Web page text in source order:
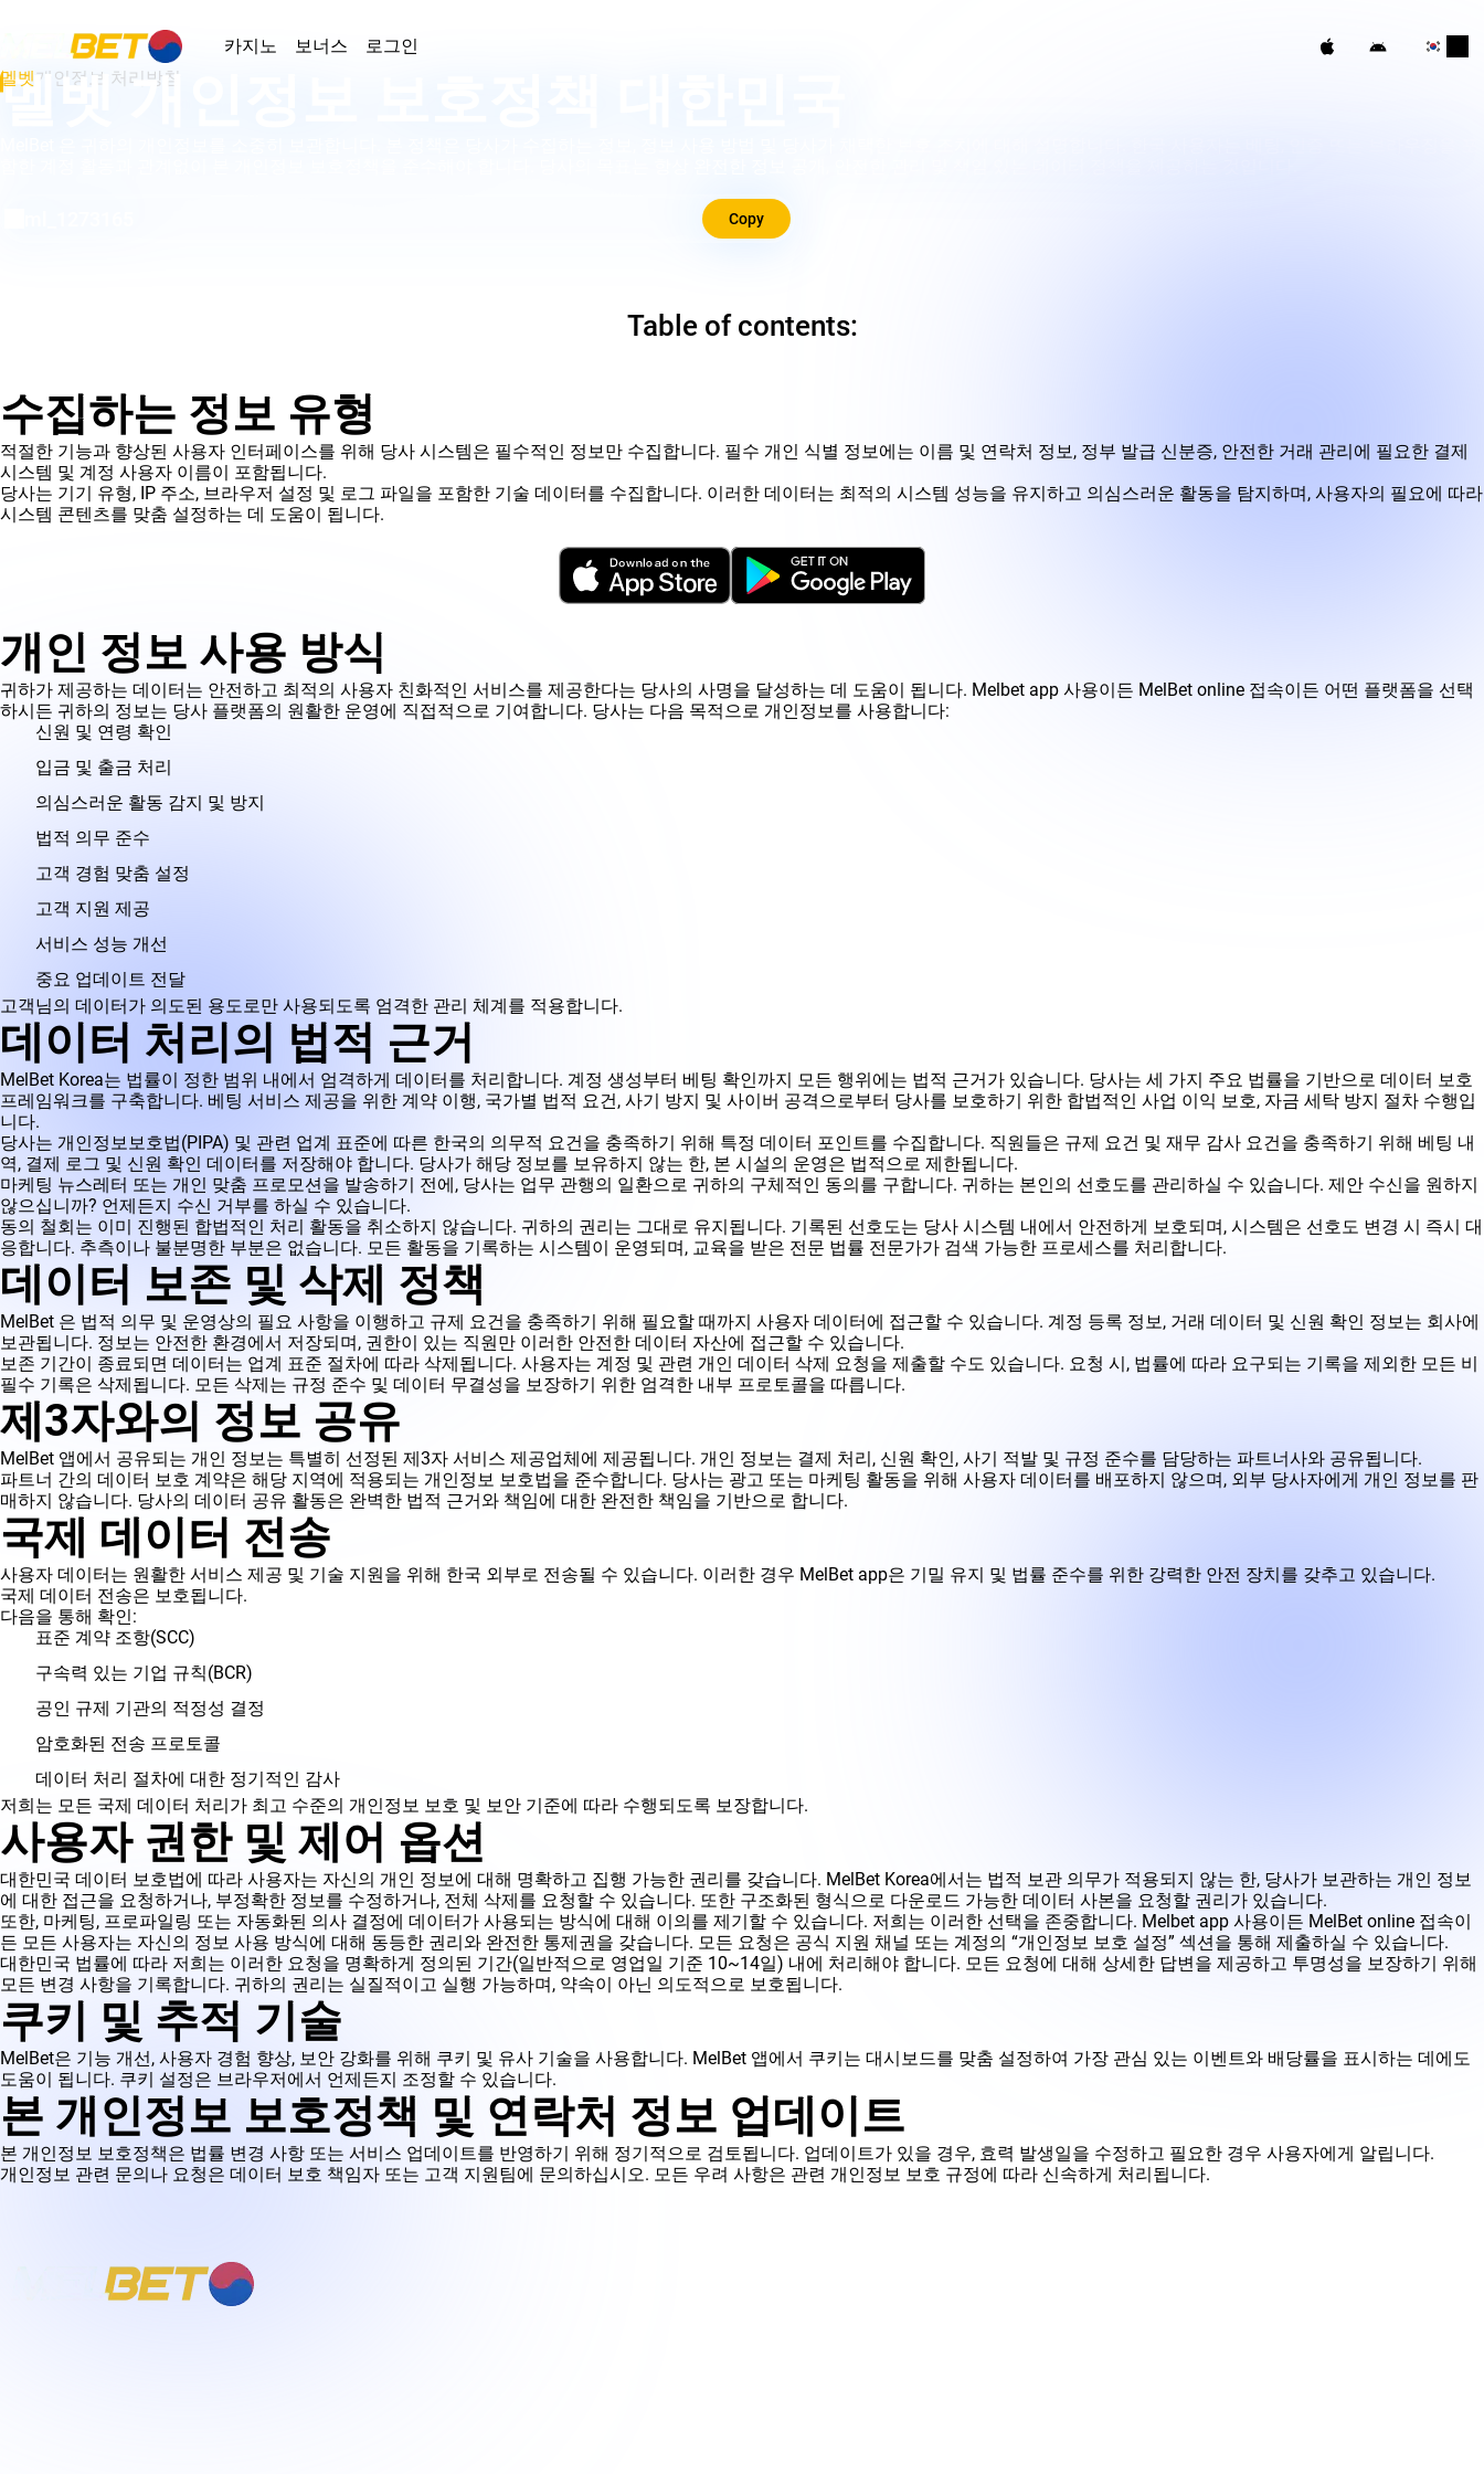
카지노 보너스
로그인
멜벳개인정보 처리방침
멜벳 개인정보 보호정책 대한민국
Copy
Table of contents:
수집하는 정보 유형
적절한 기능과 향상된 사용자 인터페이스를 위해 당사 시스템은 필수적인 정보만 수집합니다. 필수 개인 식별 정보에는 이름 및 연락처 정보, 정부 발급 신분증, 안전한 거래 관리에 필요한 결제
시스템 및 계정 사용자 이름이 포함됩니다.
당사는 기기 유형, IP 주소, 브라우저 설정 및 로그 파일을 포함한 기술 데이터를 수집합니다. 이러한 데이터는 최적의 시스템 성능을 유지하고 의심스러운 활동을 탐지하며, 사용자의 필요에 따라
시스템 콘텐츠를 맞춤 설정하는 데 도움이 됩니다.
개인 정보 사용 방식
귀하가 제공하는 데이터는 안전하고 최적의 사용자 친화적인 서비스를 제공한다는 당사의 사명을 달성하는 데 도움이 됩니다. Melbet app 사용이든 MelBet online 접속이든 어떤 플랫폼을 선택
하시든 귀하의 정보는 당사 플랫폼의 원활한 운영에 직접적으로 기여합니다. 당사는 다음 목적으로 개인정보를 사용합니다:
신원 및 연령 확인
입금 및 출금 처리
의심스러운 활동 감지 및 방지
법적 의무 준수
고객 경험 맞춤 설정
고객 지원 제공
서비스 성능 개선
중요 업데이트 전달
고객님의 데이터가 의도된 용도로만 사용되도록 엄격한 관리 체계를 적용합니다.
데이터 처리의 법적 근거
MelBet Korea는 법률이 정한 범위 내에서 엄격하게 데이터를 처리합니다. 계정 생성부터 베팅 확인까지 모든 행위에는 법적 근거가 있습니다. 당사는 세 가지 주요 법률을 기반으로 데이터 보호
프레임워크를 구축합니다. 베팅 서비스 제공을 위한 계약 이행, 국가별 법적 요건, 사기 방지 및 사이버 공격으로부터 당사를 보호하기 위한 합법적인 사업 이익 보호, 자금 세탁 방지 절차 수행입
니다.
당사는 개인정보보호법(PIPA) 및 관련 업계 표준에 따른 한국의 의무적 요건을 충족하기 위해 특정 데이터 포인트를 수집합니다. 직원들은 규제 요건 및 재무 감사 ​​요건을 충족하기 위해 베팅 내
역, 결제 로그 및 신원 확인 데이터를 저장해야 합니다. 당사가 해당 정보를 보유하지 않는 한, 본 시설의 운영은 법적으로 제한됩니다.
마케팅 뉴스레터 또는 개인 맞춤 프로모션을 발송하기 전에, 당사는 업무 관행의 일환으로 귀하의 구체적인 동의를 구합니다. 귀하는 본인의 선호도를 관리하실 수 있습니다. 제안 수신을 원하지
않으십니까? 언제든지 수신 거부를 하실 수 있습니다.
동의 철회는 이미 진행된 합법적인 처리 활동을 취소하지 않습니다. 귀하의 권리는 그대로 유지됩니다. 기록된 선호도는 당사 시스템 내에서 안전하게 보호되며, 시스템은 선호도 변경 시 즉시 대
응합니다. 추측이나 불분명한 부분은 없습니다. 모든 활동을 기록하는 시스템이 운영되며, 교육을 받은 전문 법률 전문가가 검색 가능한 프로세스를 처리합니다.
데이터 보존 및 삭제 정책
MelBet 은 법적 의무 및 운영상의 필요 사항을 이행하고 규제 요건을 충족하기 위해 필요할 때까지 사용자 데이터에 접근할 수 있습니다. 계정 등록 정보, 거래 데이터 및 신원 확인 정보는 회사에
보관됩니다. 정보는 안전한 환경에서 저장되며, 권한이 있는 직원만 이러한 안전한 데이터 자산에 접근할 수 있습니다.
보존 기간이 종료되면 데이터는 업계 표준 절차에 따라 삭제됩니다. 사용자는 계정 및 관련 개인 데이터 삭제 요청을 제출할 수도 있습니다. 요청 시, 법률에 따라 요구되는 기록을 제외한 모든 비
필수 기록은 삭제됩니다. 모든 삭제는 규정 준수 및 데이터 무결성을 보장하기 위한 엄격한 내부 프로토콜을 따릅니다.
제3자와의 정보 공유
MelBet 앱에서 공유되는 개인 정보는 특별히 선정된 제3자 서비스 제공업체에 제공됩니다. 개인 정보는 결제 처리, 신원 확인, 사기 적발 및 규정 준수를 담당하는 파트너사와 공유됩니다.
파트너 간의 데이터 보호 계약은 해당 지역에 적용되는 개인정보 보호법을 준수합니다. 당사는 광고 또는 마케팅 활동을 위해 사용자 데이터를 배포하지 않으며, 외부 당사자에게 개인 정보를 판
매하지 않습니다. 당사의 데이터 공유 활동은 완벽한 법적 근거와 책임에 대한 완전한 책임을 기반으로 합니다.
국제 데이터 전송
사용자 데이터는 원활한 서비스 제공 및 기술 지원을 위해 한국 외부로 전송될 수 있습니다. 이러한 경우 MelBet app은 기밀 유지 및 법률 준수를 위한 강력한 안전 장치를 갖추고 있습니다.
국제 데이터 전송은 보호됩니다.
다음을 통해 확인:
표준 계약 조항(SCC)
구속력 있는 기업 규칙(BCR)
공인 규제 기관의 적정성 결정
암호화된 전송 프로토콜
데이터 처리 절차에 대한 정기적인 감사
저희는 모든 국제 데이터 처리가 최고 수준의 개인정보 보호 및 보안 기준에 따라 수행되도록 보장합니다.
사용자 권한 및 제어 옵션
대한민국 데이터 보호법에 따라 사용자는 자신의 개인 정보에 대해 명확하고 집행 가능한 권리를 갖습니다. MelBet Korea에서는 법적 보관 의무가 적용되지 않는 한, 당사가 보관하는 개인 정보
에 대한 접근을 요청하거나, 부정확한 정보를 수정하거나, 전체 삭제를 요청할 수 있습니다. 또한 구조화된 형식으로 다운로드 가능한 데이터 사본을 요청할 권리가 있습니다.
또한, 마케팅, 프로파일링 또는 자동화된 의사 결정에 데이터가 사용되는 방식에 대해 이의를 제기할 수 있습니다. 저희는 이러한 선택을 존중합니다. Melbet app 사용이든 MelBet online 접속이
든 모든 사용자는 자신의 정보 사용 방식에 대해 동등한 권리와 완전한 통제권을 갖습니다. 모든 요청은 공식 지원 채널 또는 계정의 “개인정보 보호 설정” 섹션을 통해 제출하실 수 있습니다.
대한민국 법률에 따라 저희는 이러한 요청을 명확하게 정의된 기간(일반적으로 영업일 기준 10~14일) 내에 처리해야 합니다. 모든 요청에 ​​대해 상세한 답변을 제공하고 투명성을 보장하기 위해
모든 변경 사항을 기록합니다. 귀하의 권리는 실질적이고 실행 가능하며, 약속이 아닌 의도적으로 보호됩니다.
쿠키 및 추적 기술
MelBet은 기능 개선, 사용자 경험 향상, 보안 강화를 위해 쿠키 및 유사 기술을 사용합니다. MelBet 앱에서 쿠키는 대시보드를 맞춤 설정하여 가장 관심 있는 이벤트와 배당률을 표시하는 데에도
도움이 됩니다. 쿠키 설정은 브라우저에서 언제든지 조정할 수 있습니다.
본 개인정보 보호정책 및 연락처 정보 업데이트
본 개인정보 보호정책은 법률 변경 사항 또는 서비스 업데이트를 반영하기 위해 정기적으로 검토됩니다. 업데이트가 있을 경우, 효력 발생일을 수정하고 필요한 경우 사용자에게 알립니다.
개인정보 관련 문의나 요청은 데이터 보호 책임자 또는 고객 지원팀에 문의하십시오. 모든 우려 사항은 관련 개인정보 보호 규정에 따라 신속하게 처리됩니다.